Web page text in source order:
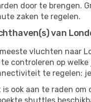
door te brengen.
zaken te regelen.
van
vluchten naar
te controleren op
te regelen:
is ook aan te raden